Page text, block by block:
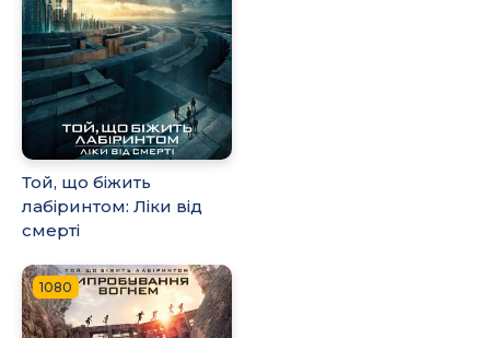
Той, що біжить
лабіринтом: Ліки від
смерті
1080